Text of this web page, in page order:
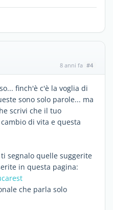
8 anni fa #4
finch'è c'è la voglia di
sono solo parole... ma
scrivi che il tuo
di vita e questa
segnalo quelle suggerite
in questa pagina:
che parla solo